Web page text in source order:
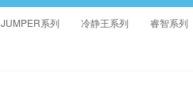
JUMPER系列 冷静王系列 睿智系列